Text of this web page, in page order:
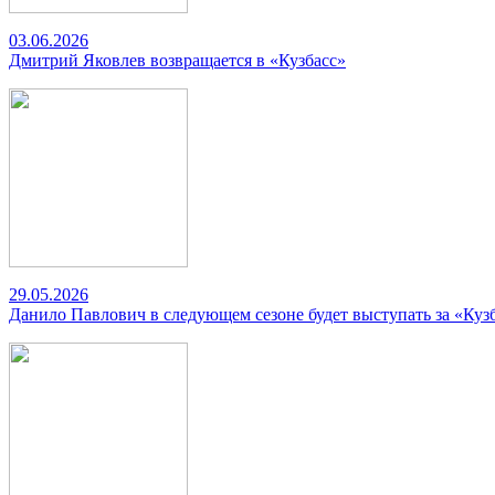
03.06.2026
Дмитрий Яковлев возвращается в «Кузбасс»
29.05.2026
Данило Павлович в следующем сезоне будет выступать за